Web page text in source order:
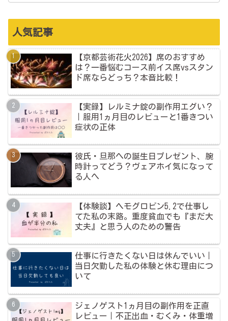
人気記事
【京都芸術花火2026】席のおすすめ
は？一番悩むコース前イス席vsスタン
ド席ならどっち？本音比較！
【実録】レルミナ錠の副作用エグい？
｜服用1ヵ月目のレビューと1番きつい
症状の正体
彼氏・旦那への誕生日プレゼント、腕
時計ってどう？ヴェアホイ気になって
る人へ
【体験談】ヘモグロビン5.2で仕事し
てた私の末路。重度貧血でも『まだ大
丈夫』と思う人のための警告
仕事に行きたくない日は休んでいい｜
当日欠勤した私の体験と休む理由につ
いて
ジェノゲスト1ヵ月目の副作用を正直
レビュー｜不正出血・むくみ・体重増